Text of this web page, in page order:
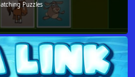
Puzzles